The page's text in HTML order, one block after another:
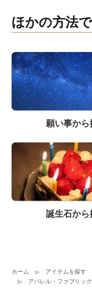
ほかの方法
願い事から
誕生石から
ホーム アイテムを探す
アパレル・ファブリッ